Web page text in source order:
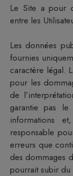
Le Site a pour
entre les
Les données
fournies
caractère légal.
pour les
de
garantie pas
informations
responsable
erreurs que
des dommages
pourrait subir du